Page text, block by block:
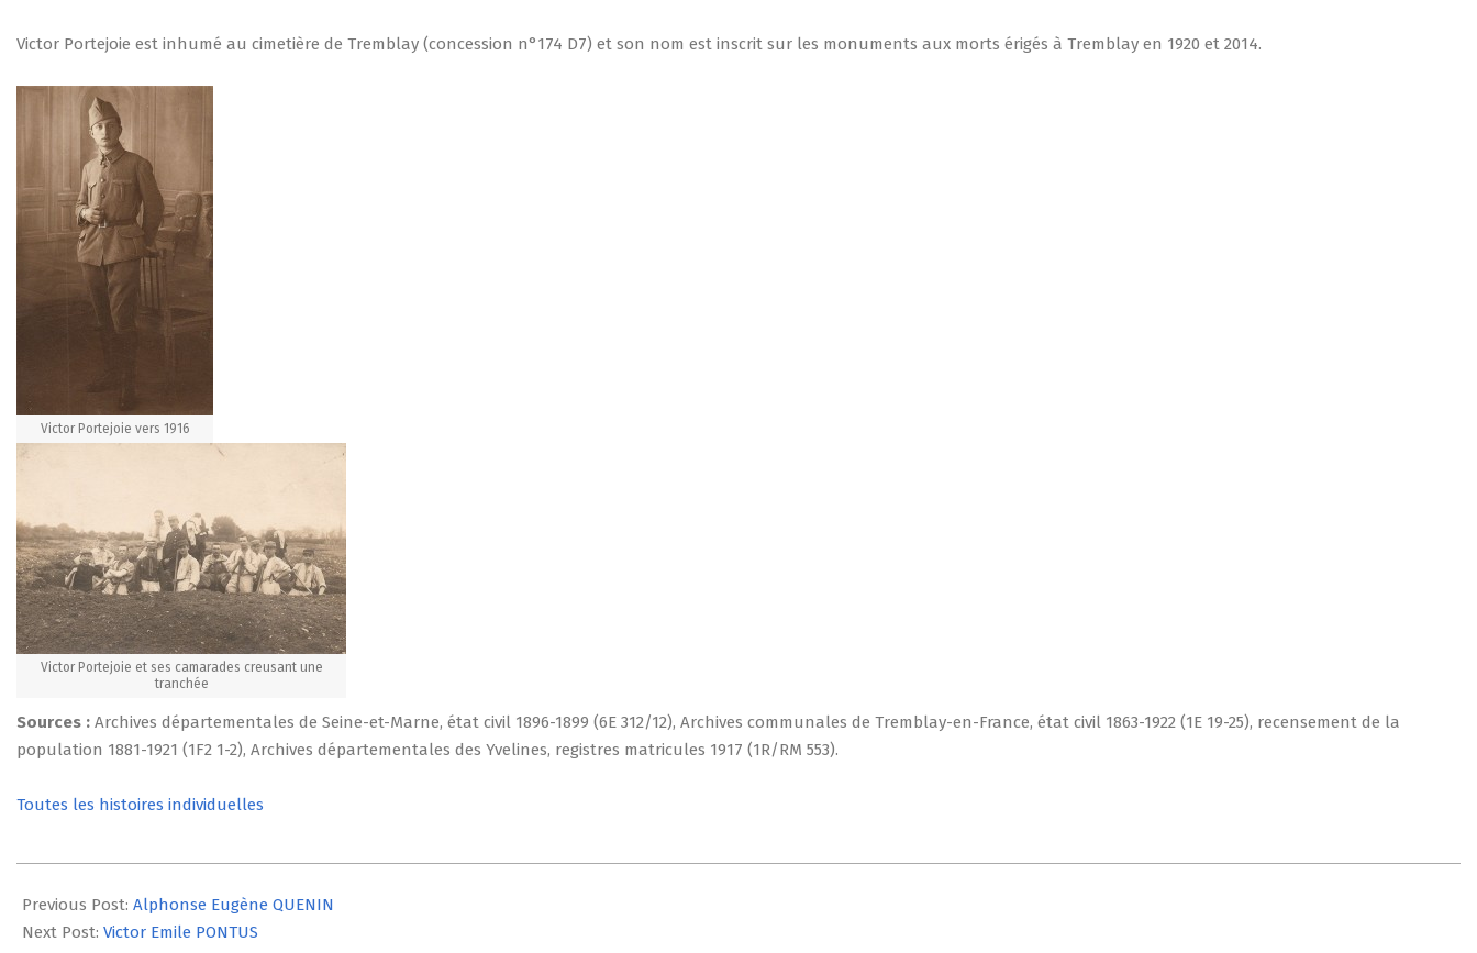
Victor Portejoie est inhumé au cimetière de Tremblay (concession n°174 D7) et son nom est inscrit sur les monuments aux morts érigés à Tremblay en 1920 et 2014.
Victor Portejoie vers 1916
Victor Portejoie et ses camarades creusant une
tranchée
Sources : Archives départementales de Seine-et-Marne, état civil 1896-1899 (6E 312/12), Archives communales de Tremblay-en-France, état civil 1863-1922 (1E 19-25), recensement de la
population 1881-1921 (1F2 1-2), Archives départementales des Yvelines, registres matricules 1917 (1R/RM 553).
Toutes les histoires individuelles
07-
22
Previous Post: Alphonse Eugène QUENIN
Next Post: Victor Emile PONTUS